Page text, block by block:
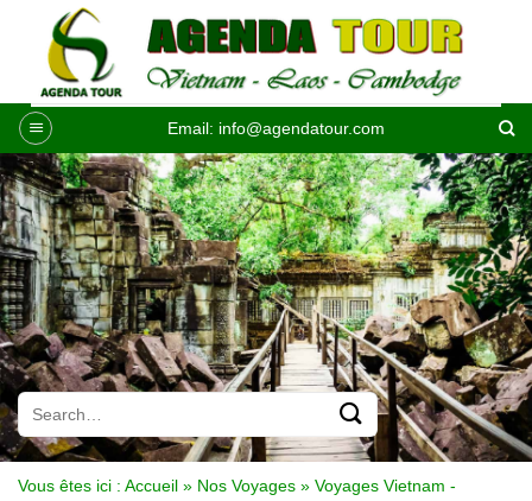
contenu
Email: info@agendatour.com
Vous êtes ici : Accueil » Nos Voyages » Voyages Vietnam -